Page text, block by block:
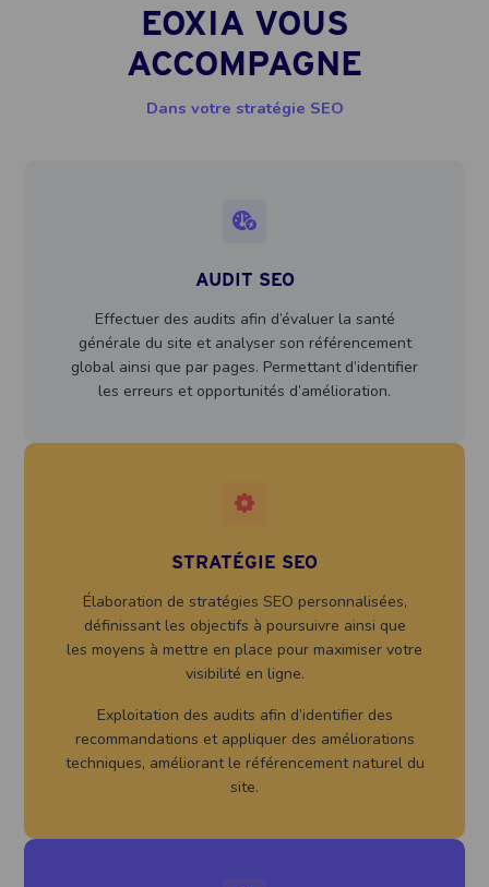
EOXIA VOUS
ACCOMPAGNE
Dans votre stratégie SEO
AUDIT SEO
Effectuer des audits afin d’évaluer la santé
générale du site et analyser son référencement
global ainsi que par pages. Permettant d’identifier
les erreurs et opportunités d’amélioration.
STRATÉGIE SEO
Élaboration de stratégies SEO personnalisées,
définissant les objectifs à poursuivre ainsi que
les moyens à mettre en place pour maximiser votre
visibilité en ligne.
Exploitation des audits afin d’identifier des
recommandations et appliquer des améliorations
techniques, améliorant le référencement naturel du
site.